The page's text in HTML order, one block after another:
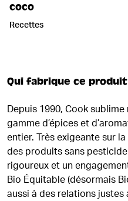
coco
Recettes
Qui fabrique ce produit
Depuis 1990, Cook
gamme d’épices et
entier. Très exigeante sur
des produits sans
rigoureux et un
Bio Équitable (désormais
aussi à des relations justes